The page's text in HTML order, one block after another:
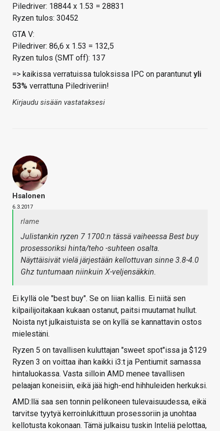
Piledriver: 18844 x 1.53 = 28831
Ryzen tulos: 30452
GTA V:
Piledriver: 86,6 x 1.53 = 132,5
Ryzen tulos (SMT off): 137
=> kaikissa verratuissa tuloksissa IPC on parantunut yli
53% verrattuna Piledriveriin!
Kirjaudu sisään vastataksesi
Hsalonen
6.3.2017
rlame
Julistankin ryzen 7 1700:n tässä vaiheessa Best buy
prosessoriksi hinta/teho -suhteen osalta.
Näyttäisivät vielä järjestään kellottuvan sinne 3.8-4.0
Ghz tuntumaan niinkuin X-veljensäkkin.
Ei kyllä ole "best buy". Se on liian kallis. Ei niitä sen
kilpailijoitakaan kukaan ostanut, paitsi muutamat hullut.
Noista nyt julkaistuista se on kyllä se kannattavin ostos
mielestäni.
Ryzen 5 on tavallisen kuluttajan "sweet spot"issa ja $129
Ryzen 3 on voittaa ihan kaikki i3:t ja Pentiumit samassa
hintaluokassa. Vasta silloin AMD menee tavallisen
pelaajan koneisiin, eikä jää high-end hihhuleiden herkuksi.
AMD:llä saa sen tonnin pelikoneen tulevaisuudessa, eikä
tarvitse tyytyä kerroinlukittuun prosessoriin ja unohtaa
kellotusta kokonaan. Tämä julkaisu tuskin Inteliä pelottaa,